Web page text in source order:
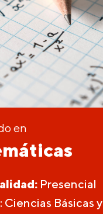
en
Presencial
: Ciencias Básicas y